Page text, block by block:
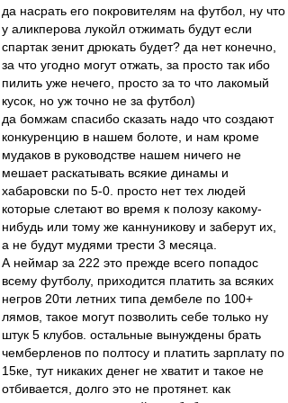
да насрать его покровителям на футбол, ну что
у аликперова лукойл отжимать будут если
спартак зенит дрюкать будет? да нет конечно,
за что угодно могут отжать, за просто так ибо
пилить уже нечего, просто за то что лакомый
кусок, но уж точно не за футбол)
да бомжам спасибо сказать надо что создают
конкуренцию в нашем болоте, и нам кроме
мудаков в руководстве нашем ничего не
мешает раскатывать всякие динамы и
хабаровски по 5-0. просто нет тех людей
которые слетают во время к полозу какому-
нибудь или тому же каннуникову и заберут их,
а не будут мудями трести 3 месяца.
А неймар за 222 это прежде всего попадос
всему футболу, приходится платить за всяких
негров 20ти летних типа дембеле по 100+
лямов, такое могут позволить себе только ну
штук 5 клубов. остальные вынуждены брать
чемберленов по полтосу и платить зарплату по
15ке, тут никаких денег не хватит и такое не
отбивается, долго это не протянет. как